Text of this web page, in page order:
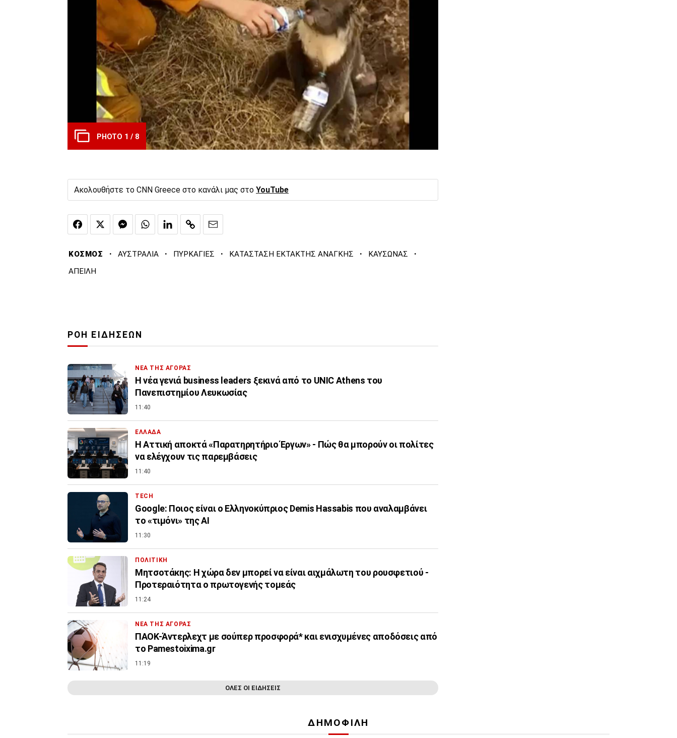
PHOTO 1 / 8
Ακολουθήστε το CNN Greece στο κανάλι μας στο YouTube
ΚΟΣΜΟΣ · ΑΥΣΤΡΑΛΙΑ · ΠΥΡΚΑΓΙΕΣ · ΚΑΤΑΣΤΑΣΗ ΕΚΤΑΚΤΗΣ ΑΝΑΓΚΗΣ · ΚΑΥΣΩΝΑΣ ·
ΑΠΕΙΛΗ
ΡΟΗ ΕΙΔΗΣΕΩΝ
ΝΕΑ ΤΗΣ ΑΓΟΡΑΣ
Η νέα γενιά business leaders ξεκινά από το UNIC Athens του
Πανεπιστημίου Λευκωσίας
11:40
ΕΛΛΑΔΑ
Η Αττική αποκτά «Παρατηρητήριο Έργων» - Πώς θα μπορούν οι πολίτες
να ελέγχουν τις παρεμβάσεις
11:40
TECH
Google: Ποιος είναι ο Ελληνοκύπριος Demis Hassabis που αναλαμβάνει
το «τιμόνι» της ΑΙ
11:30
ΠΟΛΙΤΙΚΗ
Μητσοτάκης: Η χώρα δεν μπορεί να είναι αιχμάλωτη του ρουσφετιού -
Προτεραιότητα ο πρωτογενής τομεάς
11:24
ΝΕΑ ΤΗΣ ΑΓΟΡΑΣ
ΠΑΟΚ-Άντερλεχτ με σούπερ προσφορά* και ενισχυμένες αποδόσεις από
το Pamestoixima.gr
11:19
ΟΛΕΣ ΟΙ ΕΙΔΗΣΕΙΣ
ΔΗΜΟΦΙΛΗ